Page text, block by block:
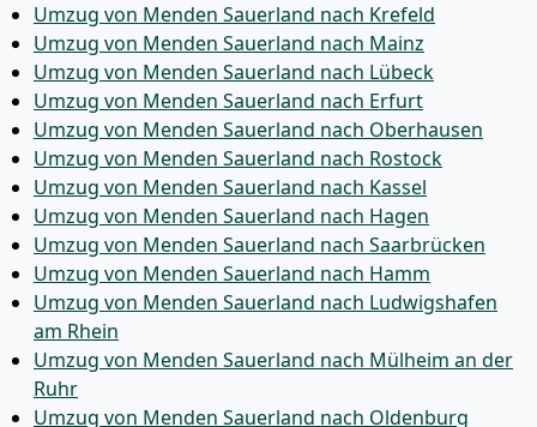
Umzug von Menden Sauerland nach Krefeld
Umzug von Menden Sauerland nach Mainz
Umzug von Menden Sauerland nach Lübeck
Umzug von Menden Sauerland nach Erfurt
Umzug von Menden Sauerland nach Oberhausen
Umzug von Menden Sauerland nach Rostock
Umzug von Menden Sauerland nach Kassel
Umzug von Menden Sauerland nach Hagen
Umzug von Menden Sauerland nach Saarbrücken
Umzug von Menden Sauerland nach Hamm
Umzug von Menden Sauerland nach Ludwigshafen
am Rhein
Umzug von Menden Sauerland nach Mülheim an der
Ruhr
Umzug von Menden Sauerland nach Oldenburg